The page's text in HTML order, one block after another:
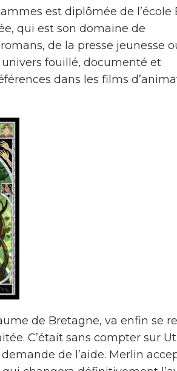
est diplômée de l’école
qui est son domaine de
de la presse jeunesse
fouillé, documenté et
dans les films
de Bretagne, va enfin se
C’était sans compter sur
de l’aide. Merlin